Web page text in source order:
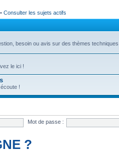
• Consulter les sujets actifs
besoin ou avis sur des thèmes
le ici !
!
Mot de passe :
?